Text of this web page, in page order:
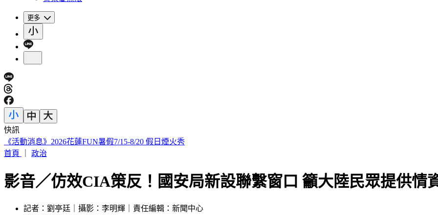
更多
快訊
《活動消息》2026花蓮FUN暑假7/15-8/20 假日煙火秀
首頁
政治
影音／仿效CIA策反！國安局新設聯繫窗口 籲大陸民眾提供情
記者：劉亭廷｜攝影：李明輝｜責任編輯：新聞中心